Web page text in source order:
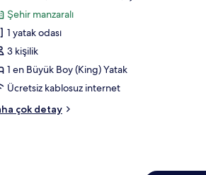
Şehir manzaralı
1 yatak odası
3 kişilik
1 en Büyük Boy (King) Yatak
Ücretsiz kablosuz internet
çok detay